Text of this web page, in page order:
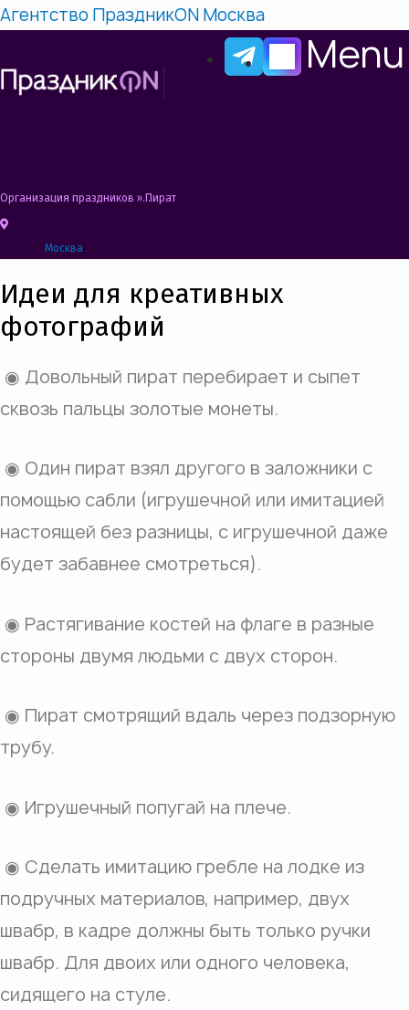
Агентство ПраздникON Москва
Menu
Организация праздников » Пиратская вечеринка Сценарий, Конкурсы, Идеи
Москва
Идеи для креативных
фотографий
◉ Довольный пират перебирает и сыпет
сквозь пальцы золотые монеты.
◉ Один пират взял другого в заложники с
помощью сабли (игрушечной или имитацией
настоящей без разницы, с игрушечной даже
будет забавнее смотреться).
◉ Растягивание костей на флаге в разные
стороны двумя людьми с двух сторон.
◉ Пират смотрящий вдаль через подзорную
трубу.
◉ Игрушечный попугай на плече.
◉ Сделать имитацию гребле на лодке из
подручных материалов, например, двух
швабр, в кадре должны быть только ручки
швабр. Для двоих или одного человека,
сидящего на стуле.